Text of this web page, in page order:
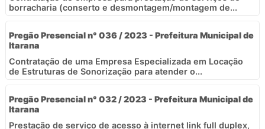
borracharia (conserto e desmontagem/montagem de...
Pregão Presencial n° 036 / 2023 - Prefeitura Municipal de
Itarana
Contratação de uma Empresa Especializada em Locação
de Estruturas de Sonorização para atender o...
Pregão Presencial n° 032 / 2023 - Prefeitura Municipal de
Itarana
Prestação de serviço de acesso à internet link full duplex,